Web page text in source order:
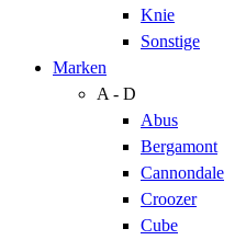
Knie
Sonstige
Marken
A - D
Abus
Bergamont
Cannondale
Croozer
Cube